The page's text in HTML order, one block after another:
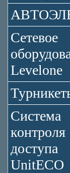
Сетевое
Levelone
Система
контроля
доступа
UnitECO